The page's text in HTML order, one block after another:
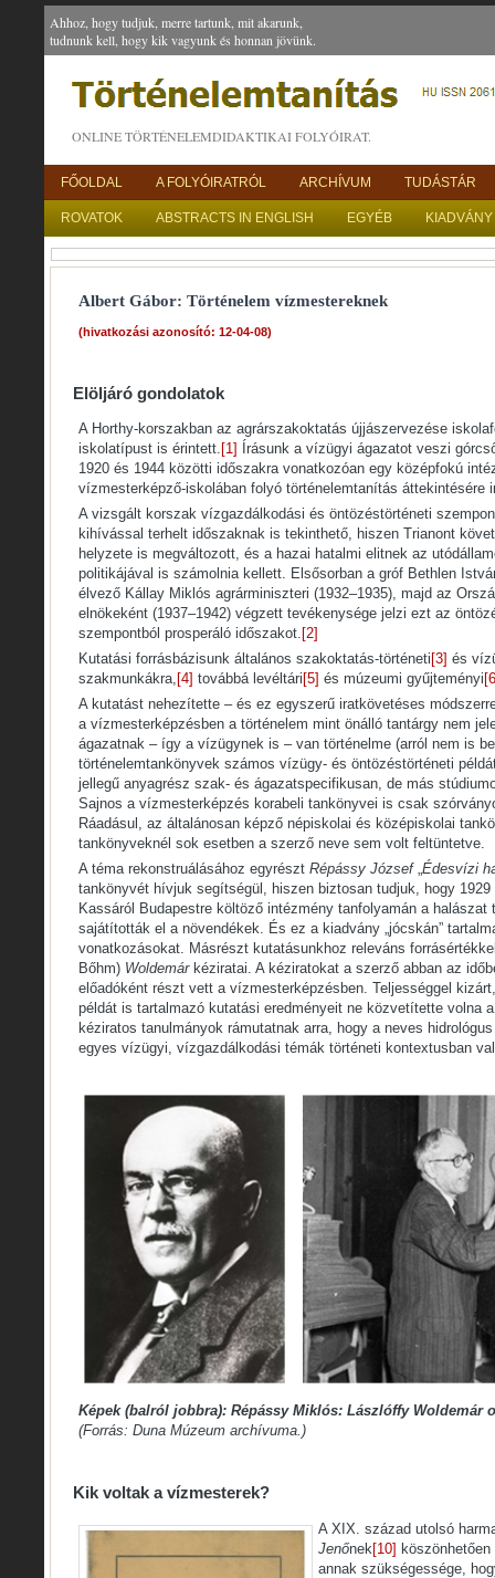
Ahhoz, hogy tudjuk, merre tartunk, mit akarunk,
tudnunk kell, hogy kik vagyunk és honnan jövünk.
ONLINE TÖRTÉNELEMDIDAKTIKAI FOLYÓIRAT.
FŐOLDAL A FOLYÓIRATRÓL ARCHÍVUM TUDÁSTÁR
ROVATOK ABSTRACTS IN ENGLISH EGYÉB
Albert Gábor: Történelem vízmestereknek
(hivatkozási azonosító: 12-04-08)
Elöljáró gondolatok
A Horthy-korszakban az agrárszakoktatás újjászervezése
iskolatípust is érintett. [1]
Írásunk a vízügyi ágazatot veszi
1920 és 1944 közötti időszakra vonatkozóan egy középfokú
vízmesterképző-iskolában folyó történelemtanítás áttekintésére
A vizsgált korszak vízgazdálkodási és öntözéstörténeti
kihívással terhelt időszaknak is tekinthető, hiszen Trianont
helyzete is megváltozott, és a hazai hatalmi elitnek az
politikájával is számolnia kellett. Elsősorban a gróf Bethlen
élvező Kállay Miklós agrárminiszteri (1932–1935), majd az
elnökeként (1937–1942) végzett tevékenysége jelzi ezt az
szempontból prosperáló időszakot. [2]
Kutatási forrásbázisunk általános szakoktatás-történeti [3] és
szakmunkákra, [4] továbbá levéltári [5] és múzeumi gyűjteményi
A kutatást nehezítette – és ez egyszerű iratkövetéses
a vízmesterképzésben a történelem mint önálló tantárgy nem
ágazatnak – így a vízügynek is – van történelme (arról nem is
történelemtankönyvek számos vízügy- és öntözéstörténeti
jellegű anyagrész szak- és ágazatspecifikusan, de más
Sajnos a vízmesterképzés korabeli tankönyvei is csak
Ráadásul, az általánosan képző népiskolai és középiskolai
tankönyveknél sok esetben a szerző neve sem volt feltüntetve.
A téma rekonstruálásához egyrészt Répássy József„Édesvízi
tankönyvét hívjuk segítségül, hiszen biztosan tudjuk, hogy
Kassáról Budapestre költöző intézmény tanfolyamán a
sajátították el a növendékek. És ez a kiadvány „jócskán”
vonatkozásokat. Másrészt kutatásunkhoz releváns
Bőhm) Woldemárkéziratai. A kéziratokat a szerző abban az
előadóként részt vett a vízmesterképzésben. Teljességgel
példát is tartalmazó kutatási eredményeit ne közvetítette volna
kéziratos tanulmányok rámutatnak arra, hogy a neves
egyes vízügyi, vízgazdálkodási témák történeti kontextusban
Képek (balról jobbra): Répássy Miklós: Lászlóffy Woldemár
(Forrás: Duna Múzeum archívuma.)
Kik voltak a vízmesterek?
A XIX. század utolsó
Jenőnek[10]
annak szükségessége,